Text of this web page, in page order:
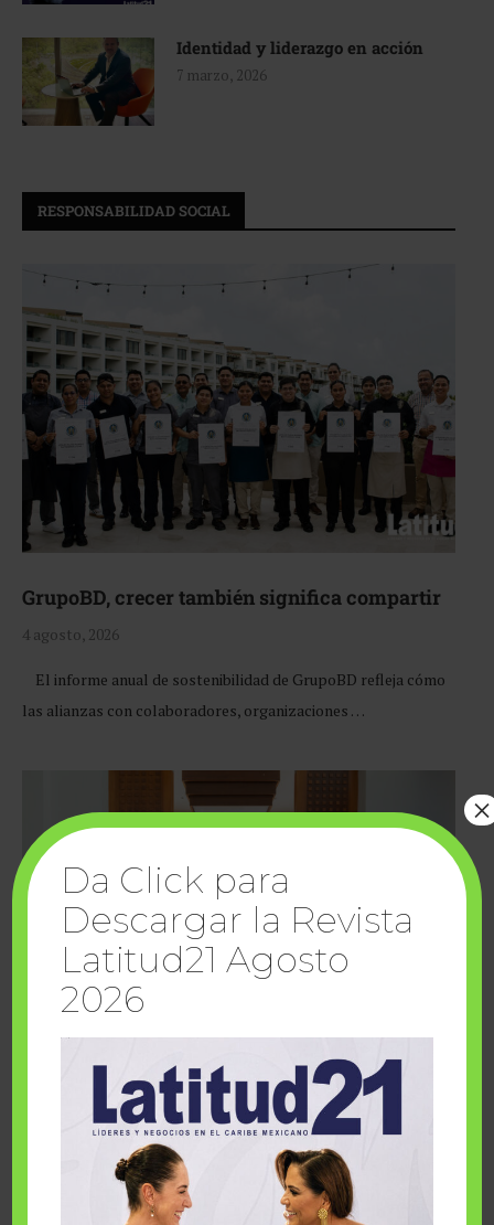
Identidad y liderazgo en acción
7 marzo, 2026
RESPONSABILIDAD SOCIAL
GrupoBD, crecer también significa compartir
4 agosto, 2026
El informe anual de sostenibilidad de GrupoBD refleja cómo
las alianzas con colaboradores, organizaciones …
Cuando la solidaridad inspira; cumplen
sueños Fairmont Mayakoba y Make-A-Wish
Da Click para
Descargar la Revista
Latitud21 Agosto
2026
×